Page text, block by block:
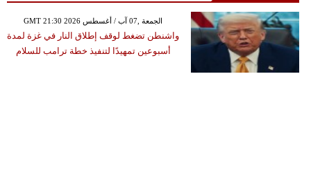
GMT 21:30 2026 الجمعة ,07 آب / أغسطس
واشنطن تضغط لوقف إطلاق النار في غزة لمدة
أسبوعين تمهيدًا لتنفيذ خطة ترامب للسلام